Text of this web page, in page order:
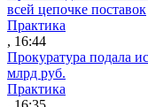
всей цепочке поставок
Практика
, 16:44
Прокуратура подала
млрд руб.
Практика